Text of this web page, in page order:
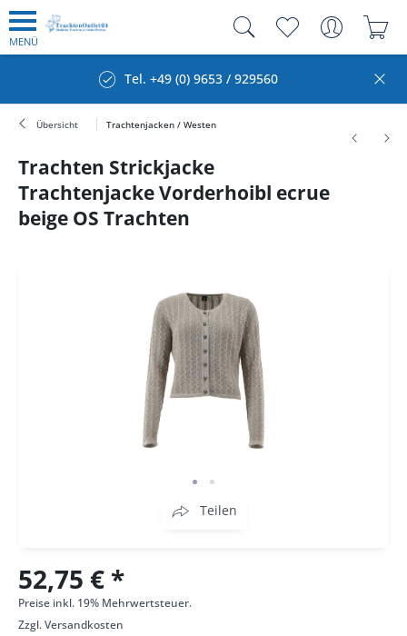
MENÜ
Tel. +49 (0) 9653 / 929560
Übersicht Trachtenjacken / Westen
Trachten Strickjacke
Trachtenjacke Vorderhoibl ecrue
beige OS Trachten
Teilen
52,75 € *
Preise inkl. 19% Mehrwertsteuer.
Zzgl.Versandkosten